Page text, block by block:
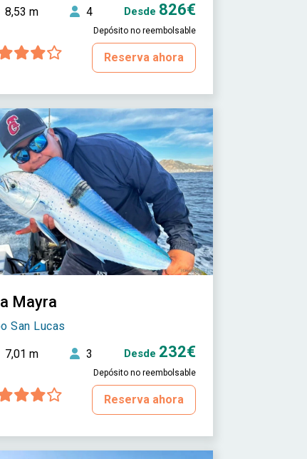
8,53 m 4 Desde 826€
Depósito no reembolsable
Reserva ahora
Mayra
San Lucas
7,01 m 3 Desde 232€
Depósito no reembolsable
Reserva ahora